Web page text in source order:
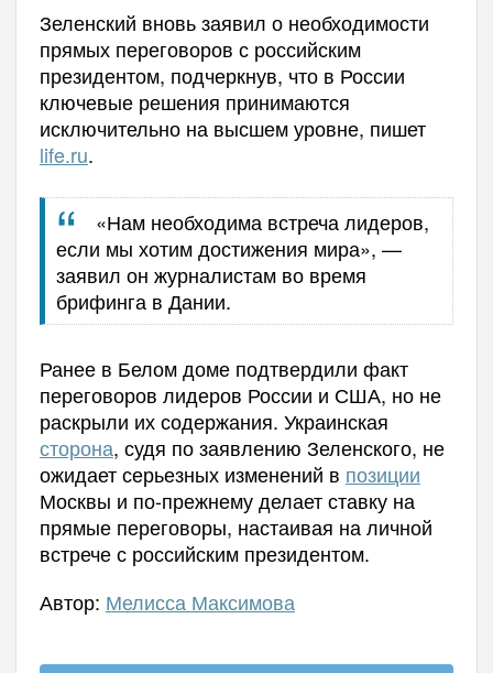
Зеленский вновь заявил о необходимости
прямых переговоров с российским
президентом, подчеркнув, что в России
ключевые решения принимаются
исключительно на высшем уровне, пишет
life.ru.
«Нам необходима встреча лидеров,
если мы хотим достижения мира», —
заявил он журналистам во время
брифинга в Дании.
Ранее в Белом доме подтвердили факт
переговоров лидеров России и США, но не
раскрыли их содержания. Украинская
сторона, судя по заявлению Зеленского, не
ожидает серьезных изменений в позиции
Москвы и по-прежнему делает ставку на
прямые переговоры, настаивая на личной
встрече с российским президентом.
Автор: Мелисса Максимова